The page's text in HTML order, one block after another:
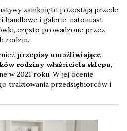
zamknięte pozostają przede
handlowe i galerie, natomiast
często prowadzone przez
rodzin.
przepisy umożliwiające
rodziny właściciela sklepu,
w 2021 roku. W jej ocenie
traktowania przedsiębiorców i